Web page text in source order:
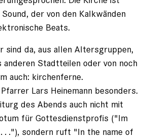
der von den Kalkwänden
Beats.
sind da, aus allen Altersgruppen,
anderen Stadtteilen oder von noch
auch: kirchenferne.
Lars Heinemann besonders.
des Abends auch nicht mit
für Gottesdienstprofis ("Im
. ."), sondern ruft "In the name of